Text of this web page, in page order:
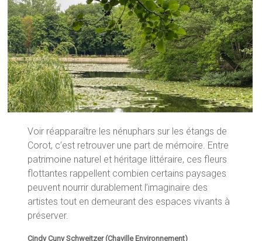
Voir réapparaître les nénuphars sur les étangs de
Corot, c’est retrouver une part de mémoire. Entre
patrimoine naturel et héritage littéraire, ces fleurs
flottantes rappellent combien certains paysages
peuvent nourrir durablement l’imaginaire des
artistes tout en demeurant des espaces vivants à
préserver.
Cindy Cuny Schweitzer (Chaville Environnement)